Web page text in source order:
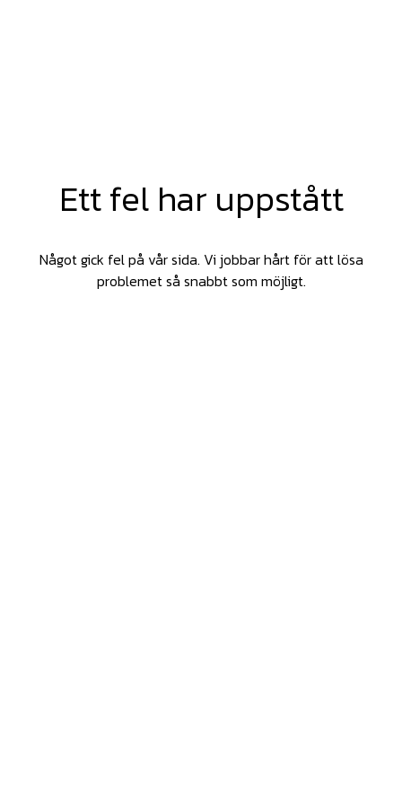
Ett fel har uppstått
Något gick fel på vår sida. Vi jobbar hårt för att lösa
problemet så snabbt som möjligt.